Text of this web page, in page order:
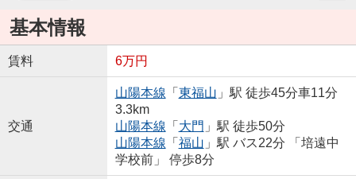
基本情報
賃料 6万円
交通
山陽本線 「 東福山 」駅 徒歩45分車11分
3.3km
山陽本線 「 大門 」駅 徒歩50分
山陽本線 「 福山 」駅 バス22分 「培遠中
学校前」 停歩8分